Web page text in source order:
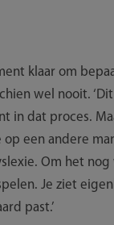
klaar om
wel nooit.
in dat proces.
een andere
Om het
Je ziet
past.’